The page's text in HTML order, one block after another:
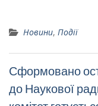
Новини, Події
Сформовано
до Наукової